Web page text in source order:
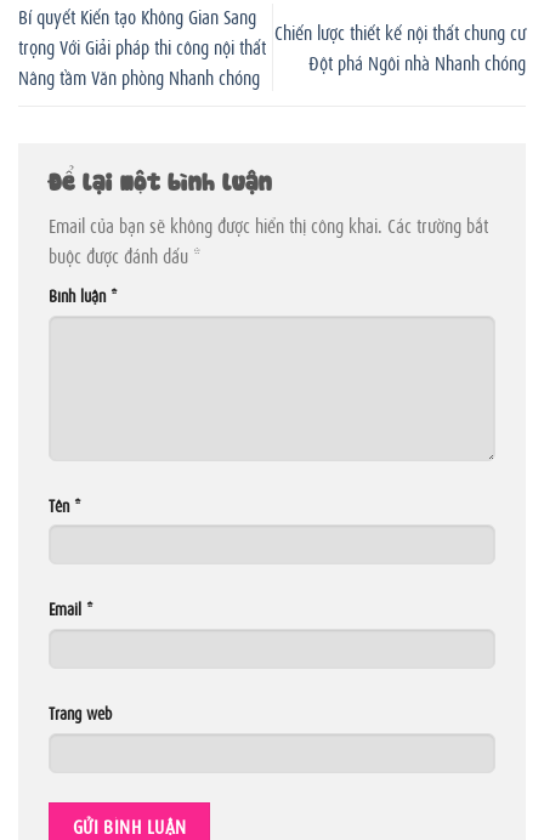
Bí quyết Kiến tạo Không Gian Sang
trọng Với Giải pháp thi công nội thất
Nâng tầm Văn phòng Nhanh chóng
Chiến lược thiết kế nội thất chung cư
Đột phá Ngôi nhà Nhanh chóng
Để lại một bình luận
Email của bạn sẽ không được hiển thị công khai. Các trường bắt
buộc được đánh dấu *
Bình luận *
Tên *
Email *
Trang web